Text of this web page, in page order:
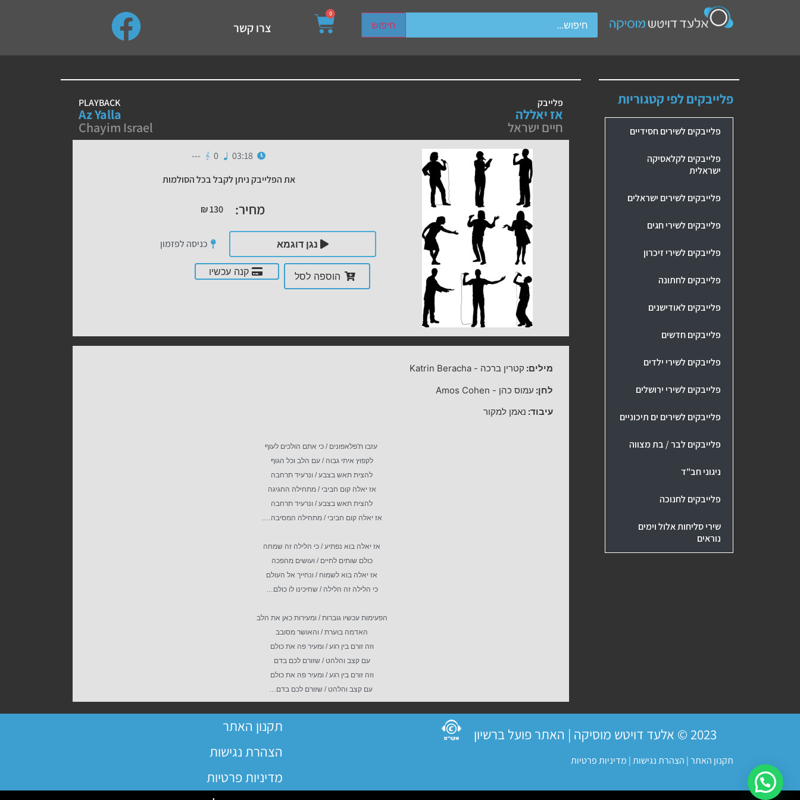
חיפוש
up and down arrows to review and enter to go to the desired page. Touch device users, explore by touch or with swipe gestures.
0
צרו קשר
פלייבקים לפי קטגוריות
פלייבקים לשירים חסידיים
פלייבקים לקלאסיקה
ישראלית
פלייבקים לשירים ישראלים
פלייבקים לשירי חגים
פלייבקים לשירי זיכרון
פלייבקים לחתונה
פלייבקים לאודישנים
פלייבקים חדשים
פלייבקים לשירי ילדים
פלייבקים לשירי ירושלים
פלייבקים לשירים ים תיכוניים
פלייבקים לבר / בת מצווה
ניגוני חב"ד
פלייבקים לחנוכה
שירי סליחות אלול וימים
נוראים
פלייבק
אז יאללה
חיים ישראל
PLAYBACK
Az Yalla
Chayim Israel
03:18
0
---
את הפלייבק ניתן לקבל בכל הסולמות
מחיר: ₪130
נגן דוגמא כניסה לפזמון
הוספה לסל קנה עכשיו
מילים: קטרין ברכה -
Katrin Beracha
לחן: עמוס כהן -
Amos Cohen
עיבוד: נאמן למקור
עזבו ת'פלאפונים / כי אתם הולכים לעוף
לקפוץ איתי גבוה / עם הלב וכל הגוף
להצית תאש בצבע / ונרעיד תרחבה
אז יאלה קום חביבי / מתחילה החגיגה
להצית תאש בצבע / ונרעיד תרחבה
אז יאלה קום חביבי / מתחילה המסיבה….
אז יאלה בוא נפתיע / כי הלילה זה שמחה
כולם שותים לחיים / ועושים מהפכה
אז יאלה בוא לשמוח / ונחייך אל העולם
כי הלילה זה הלילה / שחיכינו לו כולם…
הפעימות עכשיו גוברות / ומעירות כאן את הלב
האדמה בוערת / והאושר מסובב
וזה זורם בין רגע / ומעיר פה את כולם
עם קצב והלהט / שזורם לכם בדם
וזה זורם בין רגע / ומעיר פה את כולם
עם קצב והלהט / שזורם לכם בדם…
2023 © אלעד דויטש מוסיקה | האתר פועל ברשיון
תקנון האתר| הצהרת נגישות| מדיניות פרטיות
תקנון האתר
הצהרת נגישות
מדיניות פרטיות